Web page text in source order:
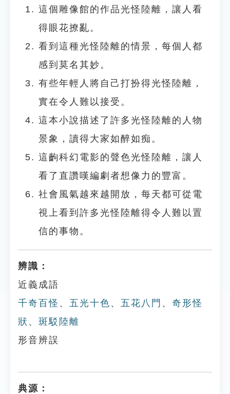
這個雕像館的作品光怪陸離，讓人看
得眼花撩亂。
看到這種光怪陸離的情景，每個人都
感到莫名其妙。
有些年輕人將自己打扮得光怪陸離，
實在令人難以接受。
這本小說描述了許多光怪陸離的人物
景象，讀得大家如醉如痴。
這齣科幻電影的聲色光怪陸離，讓人
看了直讚嘆編劇者想像力的豐富。
社會風氣越來越開放，每天都可從電
視上看到許多光怪陸離得令人難以置
信的事物。
辨識：
近義成語
千奇百怪 、 五光十色 、 五花八門 、 奇形怪
狀 、 斑駁陸離
形音辨誤
典源：